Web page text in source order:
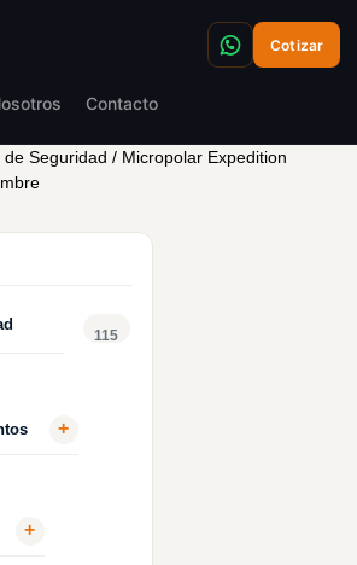
Contacto
Cotizar
de Seguridad / Micropolar Expedition
115
+
+